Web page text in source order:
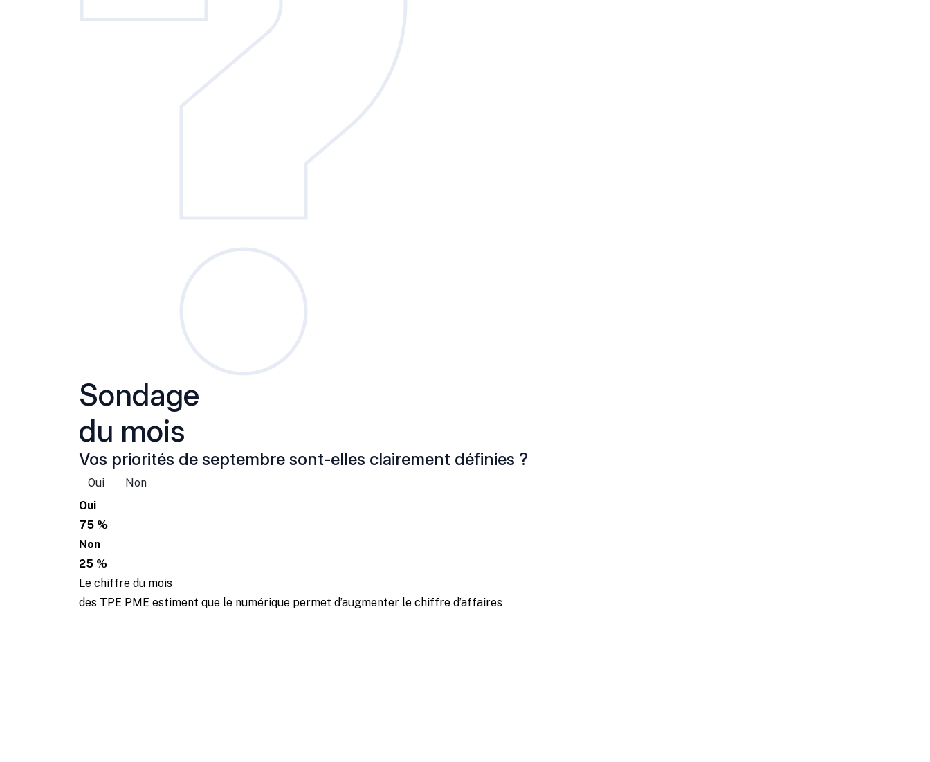
Sondage
du mois
Vos priorités de septembre sont-elles clairement définies ?
Oui
Non
Oui
75 %
Non
25 %
Le chiffre du mois
des TPE PME estiment que le numérique permet d’augmenter le chiffre d’affaires